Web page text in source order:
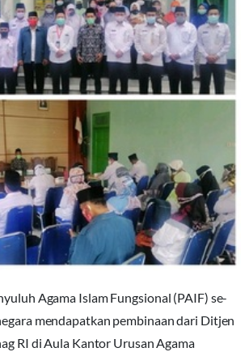
Agama Islam Fungsional (PAIF) se-
mendapatkan pembinaan dari Ditjen
RI di Aula Kantor Urusan Agama